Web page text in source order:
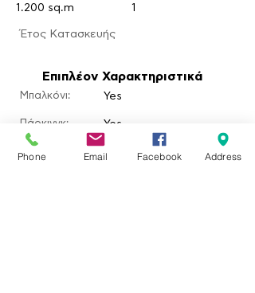
1.200 sq.m
1
​Έτος Κατασκευής
Επιπλέον Χαρακτηριστικά
Μπαλκόνι: Yes
Πάρκινγκ: Yes
Αυλή: Yes
Phone Email Facebook Address